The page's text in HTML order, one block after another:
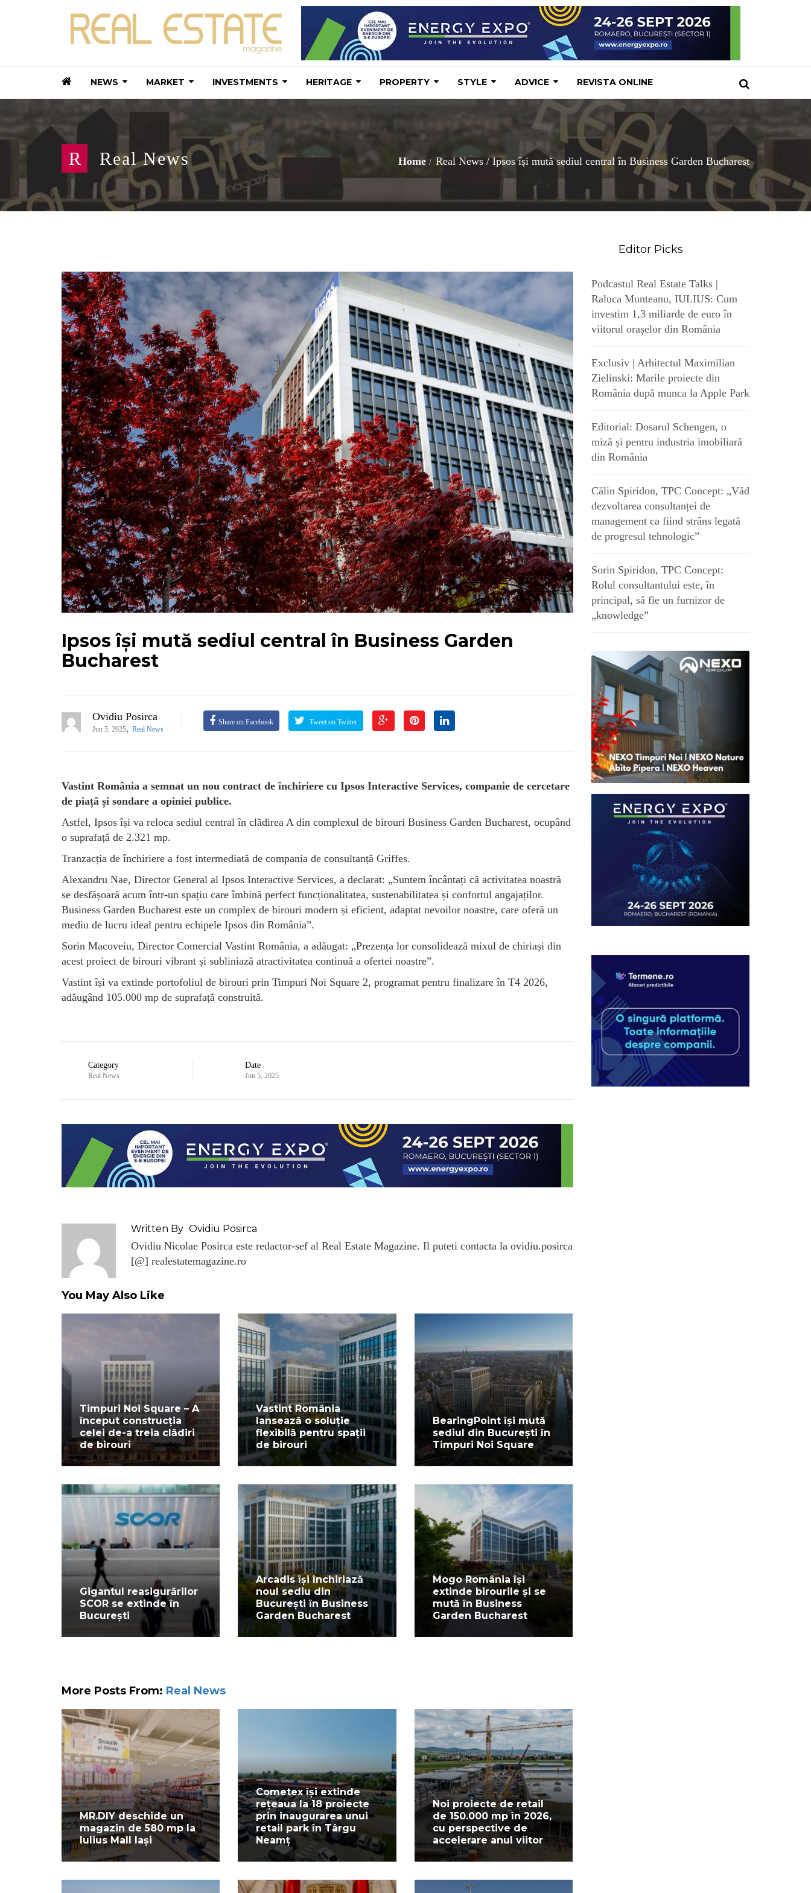
NEWS MARKET INVESTMENTS HERITAGE PROPERTY STYLE ADVICE REVISTA ONLINE
R Real News Home Real News /Ipsos își mută sediul central în Business Garden Bucharest
Ipsos își mută sediul central în Business Garden
Bucharest
Ovidiu Posirca
Jun 5, 2025, Real News
Share on Facebook Tweet on Twitter
Vastint România a semnat un nou contract de închiriere cu Ipsos Interactive Services, companie de cercetare
de piață și sondare a opiniei publice.
Astfel, Ipsos își va reloca sediul central în clădirea A din complexul de birouri Business Garden Bucharest, ocupând
o suprafață de 2.321 mp.
Tranzacția de închiriere a fost intermediată de compania de consultanță Griffes.
Alexandru Nae, Director General al Ipsos Interactive Services, a declarat: „Suntem încântați că activitatea noastră
se desfășoară acum într-un spațiu care îmbină perfect funcționalitatea, sustenabilitatea și confortul angajaților.
Business Garden Bucharest este un complex de birouri modern și eficient, adaptat nevoilor noastre, care oferă un
mediu de lucru ideal pentru echipele Ipsos din România”.
Sorin Macoveiu, Director Comercial Vastint România, a adăugat: „Prezența lor consolidează mixul de chiriași din
acest proiect de birouri vibrant și subliniază atractivitatea continuă a ofertei noastre”.
Vastint își va extinde portofoliul de birouri prin Timpuri Noi Square 2, programat pentru finalizare în T4 2026,
adăugând 105.000 mp de suprafață construită.
Category
Real News
Date
Jun 5, 2025
Written By Ovidiu Posirca
Ovidiu Nicolae Posirca este redactor-sef al Real Estate Magazine. Il puteti contacta la ovidiu.posirca
[@] realestatemagazine.ro
You May Also Like
Timpuri Noi Square – A
început construcția
celei de-a treia clădiri
de birouri
Vastint România
lansează o soluție
flexibilă pentru spații
de birouri
BearingPoint își mută
sediul din București în
Timpuri Noi Square
Gigantul reasigurărilor
SCOR se extinde în
București
Arcadis își închiriază
noul sediu din
București în Business
Garden Bucharest
Mogo România își
extinde birourile și se
mută în Business
Garden Bucharest
More Posts From: Real News
MR.DIY deschide un
magazin de 580 mp la
Iulius Mall Iași
Cometex își extinde
rețeaua la 18 proiecte
prin inaugurarea unui
retail park în Târgu
Neamț
Noi proiecte de retail
de 150.000 mp în 2026,
cu perspective de
accelerare anul viitor
Editor Picks
Podcastul Real Estate Talks |
Raluca Munteanu, IULIUS: Cum
investim 1,3 miliarde de euro în
viitorul orașelor din România
Exclusiv | Arhitectul Maximilian
Zielinski: Marile proiecte din
România după munca la Apple Park
Editorial: Dosarul Schengen, o
miză și pentru industria imobiliară
din România
Călin Spiridon, TPC Concept: „Văd
dezvoltarea consultanței de
management ca fiind strâns legată
de progresul tehnologic”
Sorin Spiridon, TPC Concept:
Rolul consultantului este, în
principal, să fie un furnizor de
„knowledge”